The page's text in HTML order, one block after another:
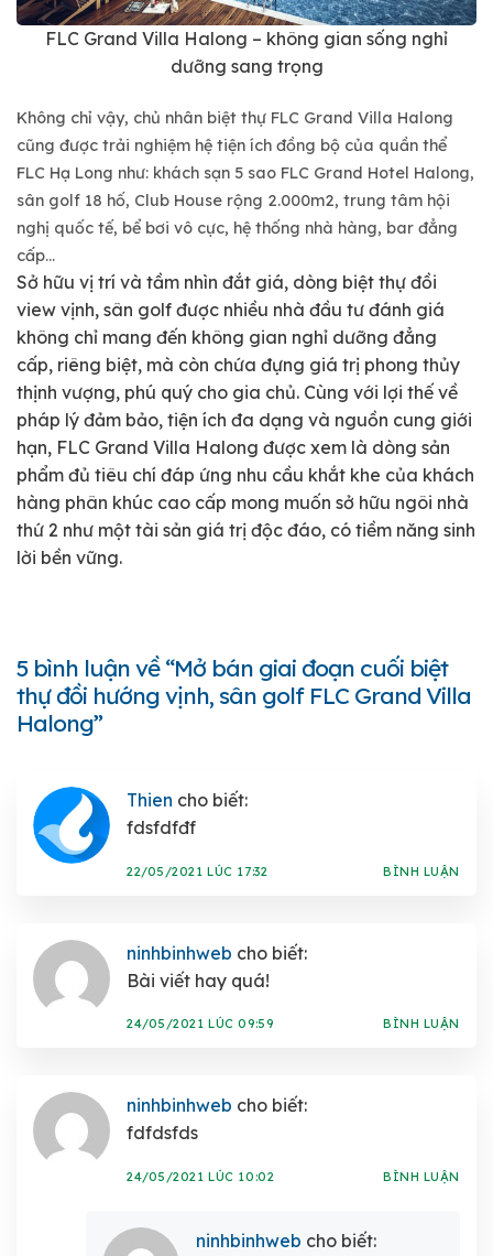
FLC Grand Villa Halong – không gian sống nghỉ
dưỡng sang trọng
Không chỉ vậy, chủ nhân biệt thự FLC Grand Villa Halong
cũng được trải nghiệm hệ tiện ích đồng bộ của quần thể
FLC Hạ Long như: khách sạn 5 sao FLC Grand Hotel Halong,
sân golf 18 hố, Club House rộng 2.000m2, trung tâm hội
nghị quốc tế, bể bơi vô cực, hệ thống nhà hàng, bar đẳng
cấp…
Sở hữu vị trí và tầm nhìn đắt giá, dòng biệt thự đồi
view vịnh, sân golf được nhiều nhà đầu tư đánh giá
không chỉ mang đến không gian nghỉ dưỡng đẳng
cấp, riêng biệt, mà còn chứa đựng giá trị phong thủy
thịnh vượng, phú quý cho gia chủ. Cùng với lợi thế về
pháp lý đảm bảo, tiện ích đa dạng và nguồn cung giới
hạn, FLC Grand Villa Halong được xem là dòng sản
phẩm đủ tiêu chí đáp ứng nhu cầu khắt khe của khách
hàng phân khúc cao cấp mong muốn sở hữu ngôi nhà
thứ 2 như một tài sản giá trị độc đáo, có tiềm năng sinh
lời bền vững.
5 bình luận về “Mở bán giai đoạn cuối biệt
thự đồi hướng vịnh, sân golf FLC Grand Villa
Halong”
Thien cho biết:
fdsfdfđf
22/05/2021 LÚC 17:32 BÌNH LUẬN
ninhbinhweb cho biết:
Bài viết hay quá!
24/05/2021 LÚC 09:59 BÌNH LUẬN
ninhbinhweb cho biết:
fdfdsfds
24/05/2021 LÚC 10:02 BÌNH LUẬN
ninhbinhweb cho biết: